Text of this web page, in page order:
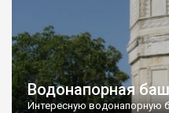
Водонапорная
Интересную водонапорную